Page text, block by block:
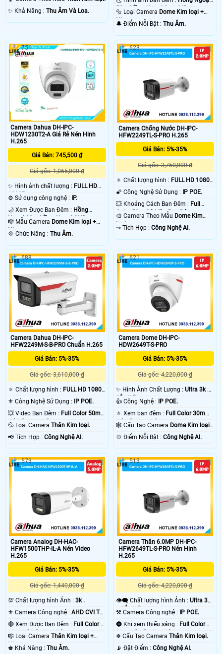
️✨ Khả Năng : Thu Âm Và Loa.
50m Hồng Ngoại Smart IR.
🔩 Loại Camera Dome Kim loại +
Nhựa.
️🔔 Điểm Nỗi Bật :Thu Âm.
Camera Dahua DH-IPC-
HDW1230T2-A Giá Rẻ Nén Hinh
H.265
Giá Bán: 745,500 ₫
Giá gốc: 1,065,000 ₫
✨ Hình ảnh chất lượng : FULL HD
1080P .
⚙ Sử dụng công nghệ :
IP.
🌙 Xem Được Ban Đêm : Hồng
Ngoại 30m Hồng Ngoại SMD.
🎼️ Mẫu Camera Dome Kim loại +
Nhựa.
️💠 Chức Năng : Thu Âm.
751
Camera Chống Nước DH-IPC-
HFW2249TL-S-PRO H.265
Giá Bán: 5%-35%
Giá gốc: 3,750,000 ₫
🔅 Chất lượng hình : FULL HD 1080P
🌠 Công Nghệ Sử Dụng : IP POE.
💥 Khoảng Cách Ban Đêm : Full
Color 50m Có Màu Ban Ðêm.
🎨 Camera Theo Mẫu Dome Kim
loại.
️⇝ Tích Hợp :Công Nghệ AI.
623
Camera Dahua DH-IPC-
HFW2249M-S-B-PRO Chuẩn H.265
Giá Bán: 5%-35%
Giá gốc: 3,610,000 ₫
🔅 Chất lượng hình : FULL HD 1080P
⚜️ Công Nghệ Sử Dụng :
IP POE.
💥 Video Ban Đêm : Full Color 50m
Có Màu Ban Ðêm.
💦 Loại Camera Thân Kim loại.
️📢 Tích Hợp : Công Nghệ AI.
688
Camera Dome DH-IPC-
HDW2649T-S-PRO
Giá Bán: 5%-35%
Giá gốc: 4,220,000 ₫
✨ Hình Ành Chất Lượng :Ultra 3k +
Sắc Nét .
👍 Công Nghệ :
IP POE.
🔅 Xem ban đêm : Full Color 30m
Có Màu Ban Ðêm.
🕸️ Cấu Tạo Camera Dome Kim loại
+ Nhựa.
️💠 Điểm Nỗi Bật :Công Nghệ AI.
621
Camera Analog DH-HAC-
HFW1500THP-IL-A Nén Video
H.265
Giá Bán: 5%-35%
Giá gốc: 1,440,000 ₫
💯 Chất lượng hình Ảnh : 3k .
⚜️ Camera Công nghệ : AHD CVI TVI
BCS.
🔴 Xem Được Ban Đêm : Full Color
80m Có Màu Ban Ðêm.
🎼️ Loại Camera Thân Kim loại +
Nhựa.
️♚ Khả Năng : Thu Âm.
573
Camera Thân 6.0MP DH-IPC-
HFW2649TL-S-PRO Nén Hinh
H.265
Giá Bán: 5%-35%
Giá gốc: 4,220,000 ₫
👁️‍🗨 Chất lượng hình Ảnh :Ultra 3k
+ Sắc Nét .
⚒ Camera Công nghệ : IP POE.
🌚 Khi xem thiếu sáng : Full Color
50m Có Màu Ban Ðêm.
❄ Cấu Tạo CameraThân Kim loại.
️📡 Đặt Điểm :Công Nghệ AI.
513